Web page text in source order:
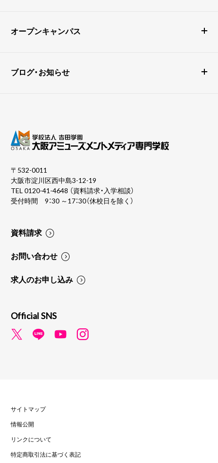
オープンキャンパス
ブログ・お知らせ
〒532-0011
大阪市淀川区西中島3-12-19
TEL0120-41-4648 （資料請求・入学相談）
受付時間 9：30 ～17：30（休校日を除く）
資料請求
お問い合わせ
求人のお申し込み
Official SNS
サイトマップ
情報公開
リンクについて
特定商取引法に基づく表記